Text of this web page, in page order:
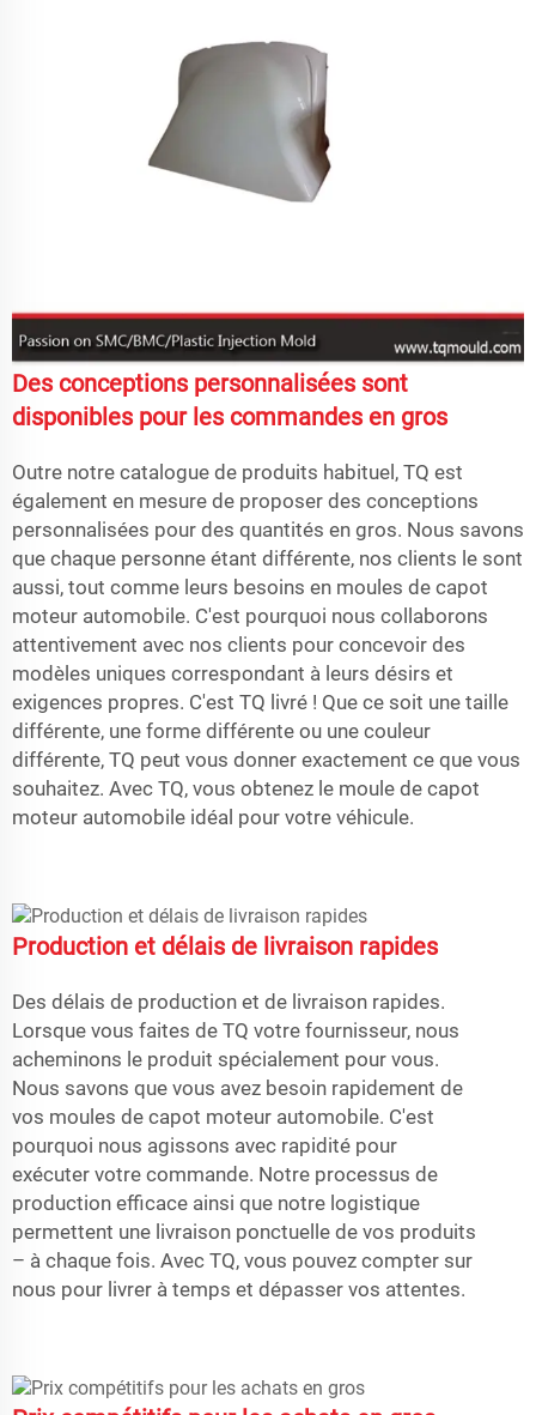
Des conceptions personnalisées sont
disponibles pour les commandes en gros
Outre notre catalogue de produits habituel, TQ est
également en mesure de proposer des conceptions
personnalisées pour des quantités en gros. Nous savons
que chaque personne étant différente, nos clients le sont
aussi, tout comme leurs besoins en moules de capot
moteur automobile. C'est pourquoi nous collaborons
attentivement avec nos clients pour concevoir des
modèles uniques correspondant à leurs désirs et
exigences propres. C'est TQ livré ! Que ce soit une taille
différente, une forme différente ou une couleur
différente, TQ peut vous donner exactement ce que vous
souhaitez. Avec TQ, vous obtenez le moule de capot
moteur automobile idéal pour votre véhicule.
Production et délais de livraison rapides
Des délais de production et de livraison rapides.
Lorsque vous faites de TQ votre fournisseur, nous
acheminons le produit spécialement pour vous.
Nous savons que vous avez besoin rapidement de
vos moules de capot moteur automobile. C'est
pourquoi nous agissons avec rapidité pour
exécuter votre commande. Notre processus de
production efficace ainsi que notre logistique
permettent une livraison ponctuelle de vos produits
– à chaque fois. Avec TQ, vous pouvez compter sur
nous pour livrer à temps et dépasser vos attentes.